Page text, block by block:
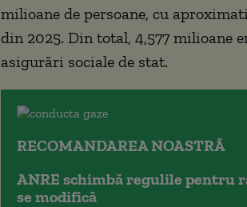
milioane de persoane, cu
din 2025. Din total, 4,577 milioane
asigurări sociale de stat.
RECOMANDAREA NOASTRĂ
ANRE schimbă regulile pentru
se modifică